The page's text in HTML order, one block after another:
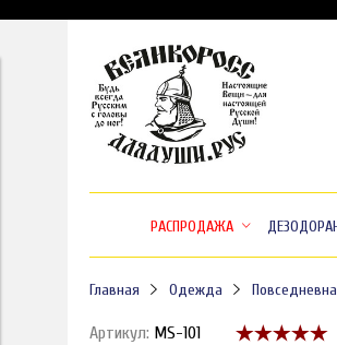
РАСПРОДАЖА
Главная Одежда
Артикул: MS-101